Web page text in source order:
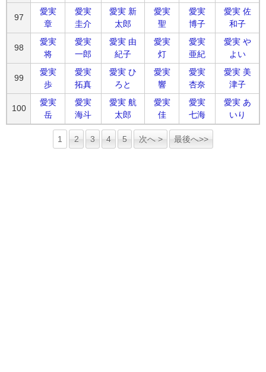
97
愛実
章
愛実
圭介
愛実 新
太郎
愛実
聖
愛実
博子
愛実 佐
和子
98
愛実
将
愛実
一郎
愛実 由
紀子
愛実
灯
愛実
亜紀
愛実 や
よい
99
愛実
歩
愛実
拓真
愛実 ひ
ろと
愛実
響
愛実
杏奈
愛実 美
津子
100
愛実
岳
愛実
海斗
愛実 航
太郎
愛実
佳
愛実
七海
愛実 あ
いり
1 2 3 4 5 次へ > 最後へ>>